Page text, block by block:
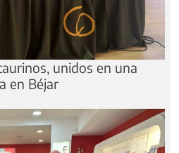
unidos en una
en Béjar